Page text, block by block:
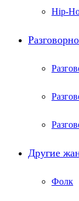
Hip-
Другие
Фолк